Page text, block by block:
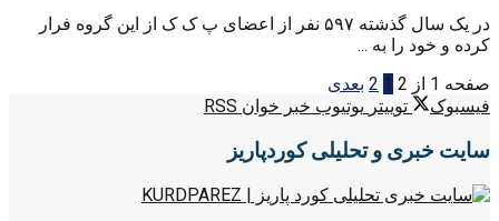
در یک سال گذشته ۵۹۷ نفر از اعضای پ ک ک از این گروه فرار
کرده و خود را به ...
صفحه 1 از 2
1
2 بعدی
فیسبوک
توییتر یوتیوب خبر خوان RSS
سایت خبری و تحلیلی کوردپاریز